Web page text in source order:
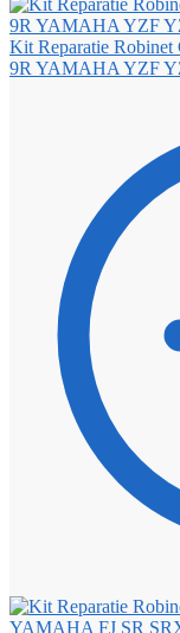
Kit Reparatie
9R YAMAHA YZF